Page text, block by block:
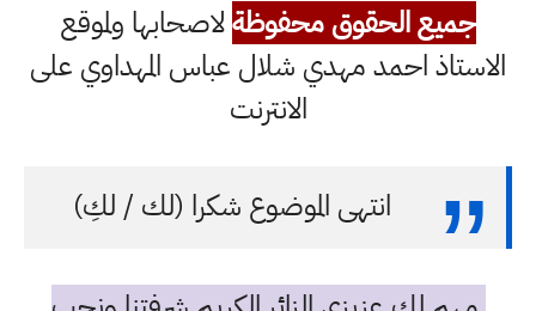
جميع الحقوق محفوظةلاصحابها ولموقع
الاستاذ احمد مهدي شلال عباس المهداوي على
الانترنت
انتهى الموضوع شكرا (لك / لكِ)